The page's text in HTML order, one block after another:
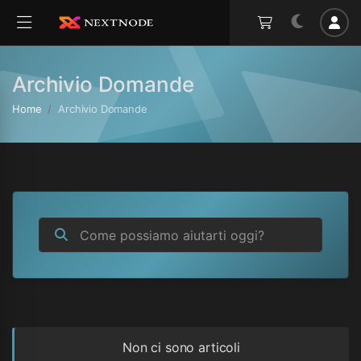
Archivio Domande
Home Archivio Domande
Non ci sono articoli